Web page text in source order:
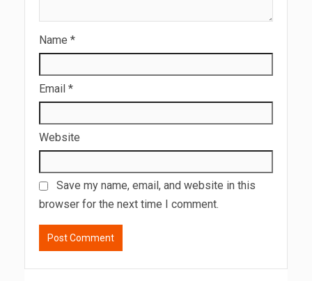
Name *
Email *
Website
Save my name, email, and website in this
browser for the next time I comment.